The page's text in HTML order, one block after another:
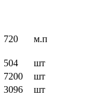
720 м.п
504
шт
7200
шт
3096
шт